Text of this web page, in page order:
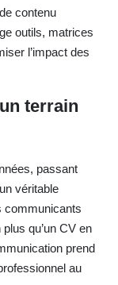
contenu
outils, matrices
l’impact des
terrain
passant
véritable
communicants
qu’un CV en
prend
au